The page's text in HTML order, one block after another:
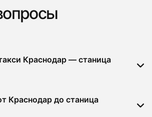
Краснодар — станица
Краснодар до станица